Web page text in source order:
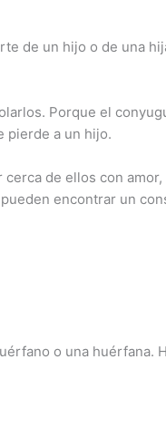
de un hijo o de una
Porque el
pierde a un hijo.
de ellos con
encontrar un
o una huérfana.